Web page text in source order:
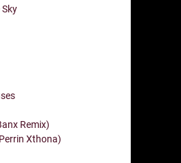
Remix)
Xthona)